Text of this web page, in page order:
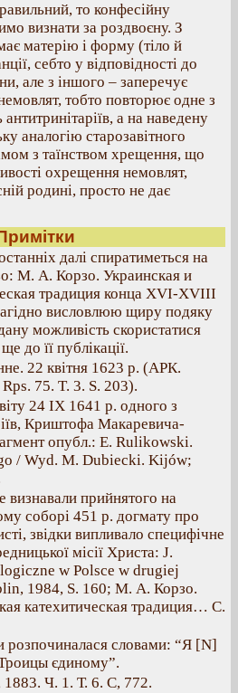
то конфесійну
визнати за роздвоєну. З
матерію і форму (тіло й
себто у відповідності до
але з іншого – заперечує
тобто повторює одне з
а на наведену
аналогію старозавітного
з таїнством хрещення, що
охрещення немовлят,
родині, просто не дає
далі спиратиметься на
М. А. Корзо. Украинская и
традиция конца ХVІ-ХVIIІ
висловлюю щиру подяку
можливість скористатися
до її публікації.
22 квітня 1623 р. (АРК.
75. T. 3. S. 203).
24 IX 1641 р. одного з
Криштофа Макаревича-
опубл.: E. Rulikowski.
/ Wyd. M. Dubiecki. Kijów;
визнавали прийнятого на
соборі 451 р. догмату про
звідки випливало специфічне
місії Христа: J.
w Polsce w drugiej
1984, S. 160; М. А. Корзо.
катехитическая традиция… C.
розпочиналася словами: “Я [N]
єдиному”.
Ч. 1. Т. 6. С, 772.